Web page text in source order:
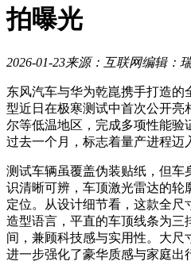
拍曝光
2026-01-23来源：互联网编辑：
东风汽车与华为乾崑携手打造
型近日在极寒测试中首次公开亮
尔等低温地区，完成多项性能验
过去一个月，标志着量产进程迈
测试车辆虽覆盖伪装贴纸，但车
识清晰可辨，车顶激光雷达的轮
定位。从设计细节看，这款全尺
造型语言，平直的车顶线条为三
间，兼顾科技感与实用性。大尺
进一步强化了豪华质感与家庭出